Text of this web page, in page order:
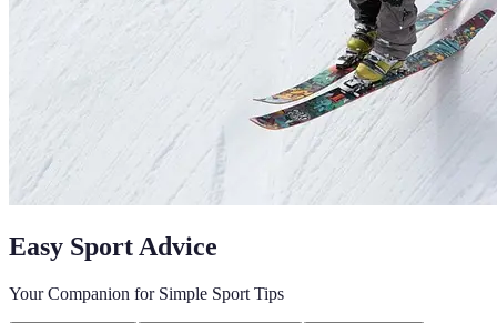
Easy Sport Advice
Your Companion for Simple Sport Tips